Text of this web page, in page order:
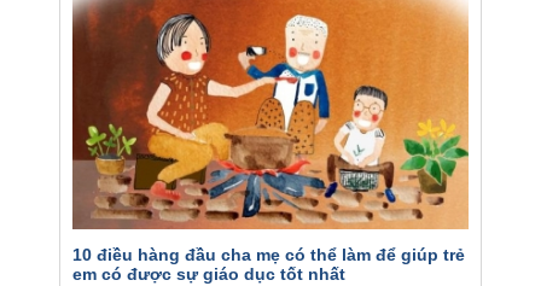
10 điều hàng đầu cha mẹ có thể làm để giúp trẻ
em có được sự giáo dục tốt nhất